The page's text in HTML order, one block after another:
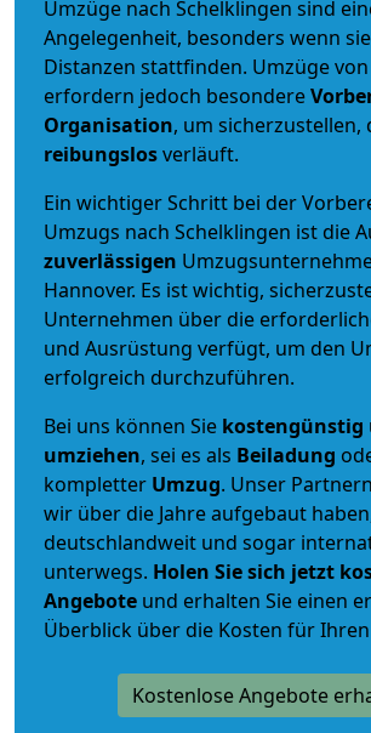
Umzüge nach Schelklingen sind
Angelegenheit, besonders wenn
Distanzen stattfinden. Umzüge
erfordern jedoch besondere
Organisation, um sicherzustellen,
reibungslosverläuft.
Ein wichtiger Schritt bei der
Umzugs nach Schelklingen ist die
zuverlässigen
Hannover. Es ist wichtig,
Unternehmen über die
und Ausrüstung verfügt, um den
erfolgreich durchzuführen.
Bei uns können Sie kostengünstig
umziehen, sei es als Beiladung
kompletter Umzug. Unser
wir über die Jahre aufgebaut
deutschlandweit und sogar
unterwegs. Holen Sie sich jetzt
Angebote und erhalten Sie einen
Überblick über die Kosten für
Kostenlose Angebote